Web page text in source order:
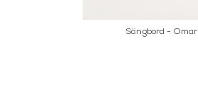
Sängbord - Omar